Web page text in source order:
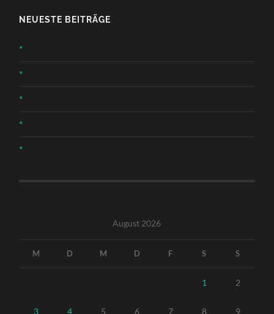
NEUESTE BEITRÄGE
*
*
*
*
*
August 2026
M D M D F S S
1 2
3 4 5 6 7 8 9